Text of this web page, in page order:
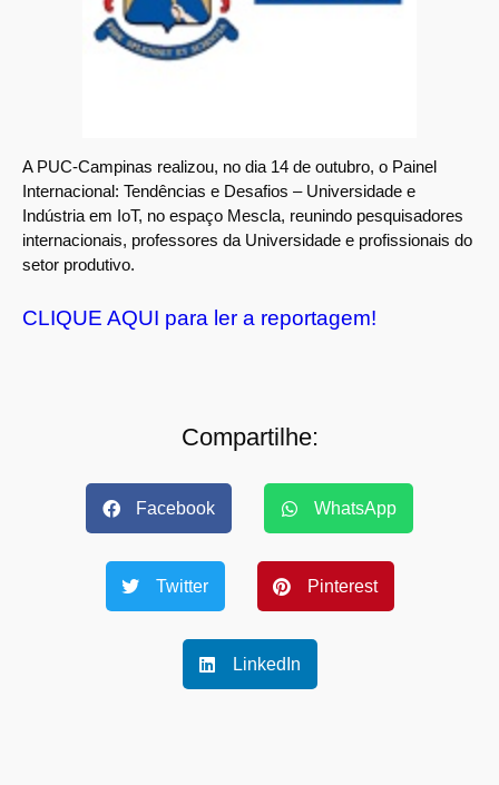
A PUC-Campinas realizou, no dia 14 de outubro, o Painel
Internacional: Tendências e Desafios – Universidade e
Indústria em IoT, no espaço Mescla, reunindo pesquisadores
internacionais, professores da Universidade e profissionais do
setor produtivo.
CLIQUE AQUI para ler a reportagem!
Compartilhe:
Facebook WhatsApp
Twitter Pinterest
LinkedIn